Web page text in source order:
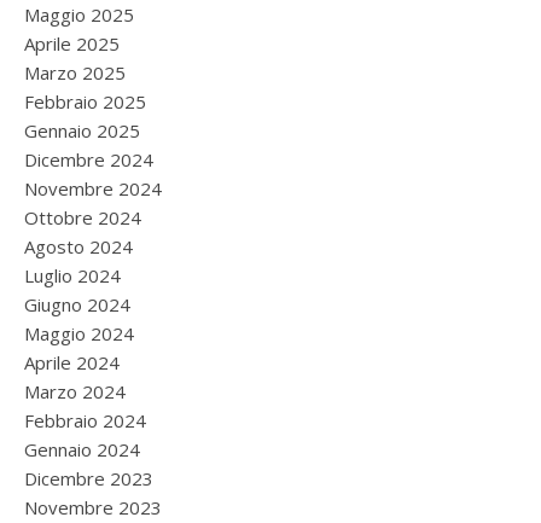
Maggio 2025
Aprile 2025
Marzo 2025
Febbraio 2025
Gennaio 2025
Dicembre 2024
Novembre 2024
Ottobre 2024
Agosto 2024
Luglio 2024
Giugno 2024
Maggio 2024
Aprile 2024
Marzo 2024
Febbraio 2024
Gennaio 2024
Dicembre 2023
Novembre 2023